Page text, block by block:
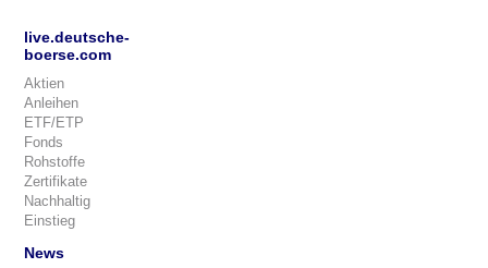
live.deutsche-
boerse.com
Aktien
Anleihen
ETF/ETP
Fonds
Rohstoffe
Zertifikate
Nachhaltig
Einstieg
News